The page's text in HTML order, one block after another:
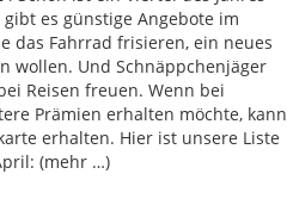
es günstige Angebote im
das Fahrrad frisieren, ein neues
wollen. Und Schnäppchenjäger
Reisen freuen. Wenn bei
Prämien erhalten möchte, kann
erhalten. Hier ist unsere Liste
(mehr …)